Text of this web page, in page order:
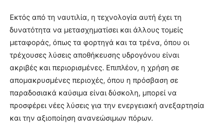
Εκτός από τη ναυτιλία, η τεχνολογία αυτή έχει τη
δυνατότητα να μετασχηματίσει και άλλους τομείς
μεταφοράς, όπως τα φορτηγά και τα τρένα, όπου οι
τρέχουσες λύσεις αποθήκευσης υδρογόνου είναι
ακριβές και περιορισμένες. Επιπλέον, η χρήση σε
απομακρυσμένες περιοχές, όπου η πρόσβαση σε
παραδοσιακά καύσιμα είναι δύσκολη, μπορεί να
προσφέρει νέες λύσεις για την ενεργειακή ανεξαρτησία
και την αξιοποίηση ανανεώσιμων πόρων.